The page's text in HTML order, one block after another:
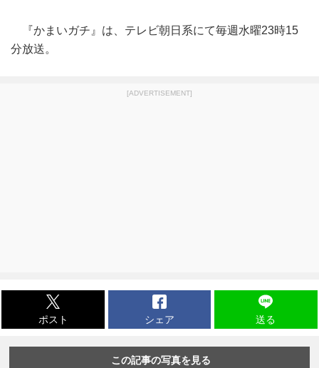
『かまいガチ』は、テレビ朝日系にて毎週水曜23時15
分放送。
[ADVERTISEMENT]
ポスト シェア 送る
この記事の写真を見る